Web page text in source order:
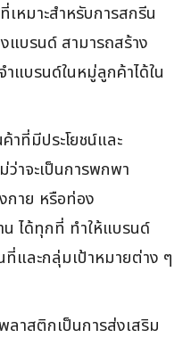
หมาะสำหรับการสกรีน
แบรนด์ สามารถสร้าง
แบรนด์ในหมู่ลูกค้าได้ใน
าที่มีประโยชน์และ
ว่าจะเป็นการพกพา
กาย หรือท่อง
น ได้ทุกที่ ทำให้แบรนด์
และกลุ่มเป้าหมายต่าง ๆ
ลาสติกเป็นการส่งเสริม